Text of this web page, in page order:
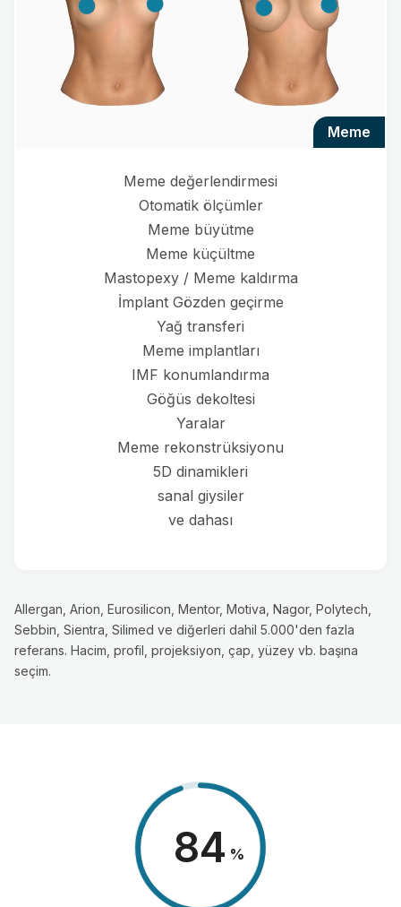
meme
Meme değerlendirmesi
Otomatik ölçümler
Meme büyütme
Meme küçültme
Mastopexy / Meme kaldırma
İmplant Gözden geçirme
Yağ transferi
Meme implantları
IMF konumlandırma
Göğüs dekoltesi
Yaralar
Meme rekonstrüksiyonu
5D dinamikleri
sanal giysiler
ve dahası
Allergan, Arion, Eurosilicon, Mentor, Motiva, Nagor, Polytech,
Sebbin, Sientra, Silimed ve diğerleri dahil 5.000'den fazla
referans. Hacim, profil, projeksiyon, çap, yüzey vb. başına
seçim.
98 %